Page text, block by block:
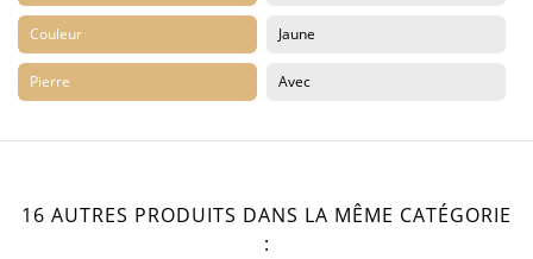
Couleur Jaune
Pierre Avec
16 AUTRES PRODUITS DANS LA MÊME CATÉGORIE
: